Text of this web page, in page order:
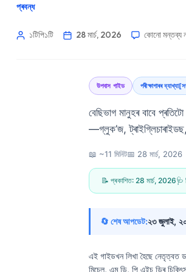
প্ৰবন্ধ
১টিপি১টি 28 মাৰ্চ, 2026 কোনো মন্তব্য
উপবাস গাইড পৰীক্ষাগাৰৰ
বেছিভাগ মানুহৰ বাবে
—গ্লুক’জ,
📖 ~11 মিনিট📅 28 মাৰ্চ, 2026
📝 প্ৰকাশিত: 28 মাৰ্চ, 2026🩺
🔄 শেষ আপডেট:২৩ জুলাই,
এই গাইডখন লিখা হৈছে নেতৃত্বত
মিচেল, এম ডি, পি এইচ ডিৰ